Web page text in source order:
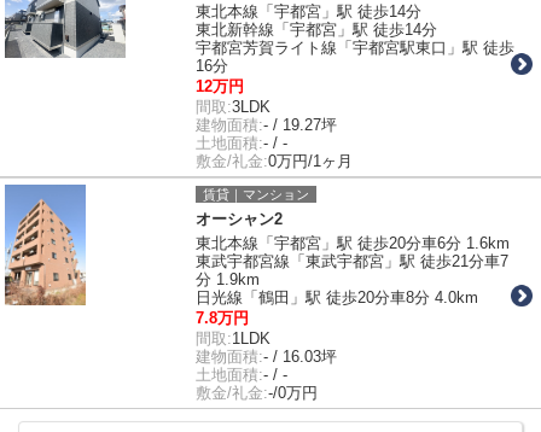
東北本線「宇都宮」駅 徒歩14分
東北新幹線「宇都宮」駅 徒歩14分
宇都宮芳賀ライト線「宇都宮駅東口」駅 徒歩
16分
12万円
間取:3LDK
建物面積:- / 19.27坪
土地面積:- / -
敷金/礼金:0万円/1ヶ月
賃貸｜マンション
オーシャン2
東北本線「宇都宮」駅 徒歩20分車6分 1.6km
東武宇都宮線「東武宇都宮」駅 徒歩21分車7
分 1.9km
日光線「鶴田」駅 徒歩20分車8分 4.0km
7.8万円
間取:1LDK
建物面積:- / 16.03坪
土地面積:- / -
敷金/礼金:-/0万円